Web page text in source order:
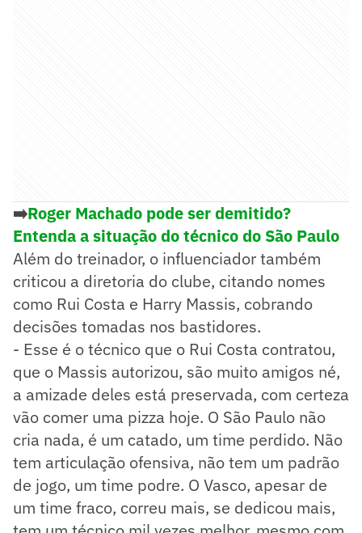
➡️Roger Machado pode ser demitido?
Entenda a situação do técnico do São Paulo
Além do treinador, o influenciador também
criticou a diretoria do clube, citando nomes
como Rui Costa e Harry Massis, cobrando
decisões tomadas nos bastidores.
- Esse é o técnico que o Rui Costa contratou,
que o Massis autorizou, são muito amigos né,
a amizade deles está preservada, com certeza
vão comer uma pizza hoje. O São Paulo não
cria nada, é um catado, um time perdido. Não
tem articulação ofensiva, não tem um padrão
de jogo, um time podre. O Vasco, apesar de
um time fraco, correu mais, se dedicou mais,